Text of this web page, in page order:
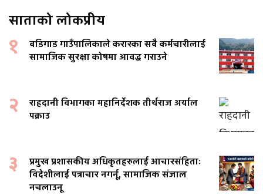
साताको लोकप्रीय
१
बडिगाड गाउँपालिकाले करारका सबै कर्मचारीलाई
सामाजिक सुरक्षा कोषमा आवद्ध गराउने
२
राहदानी विभागका महानिर्देशक तीर्थराज अर्याल
पक्राउ
३
प्रमुख प्रशासकीय अधिकृतहरुलाई आचारसंहिताः
विदेशीलाई पत्राचार नगर्नू, सामाजिक संजाल
नचलाउनू